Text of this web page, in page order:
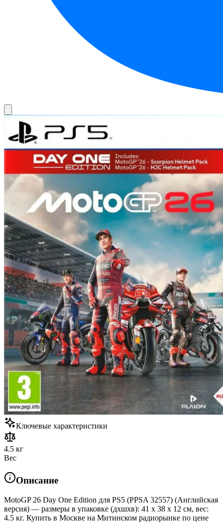
Ключевые характеристики
4.5 кг
Вес
Описание
MotoGP 26 Day One Edition для PS5 (PPSA 32557) (Английская
версия) — размеры в упаковке (дхшхв): 41 x 38 x 12 см, вес:
4.5 кг. Купить в Москве на Митинском радиорынке по цене